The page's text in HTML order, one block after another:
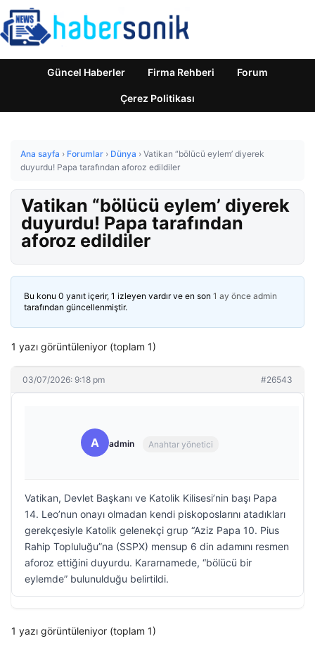
Güncel Haberler Firma Rehberi Forum
Çerez Politikası
Ana sayfa › Forumlar › Dünya › Vatikan “bölücü eylem’ diyerek
duyurdu! Papa tarafından aforoz edildiler
Vatikan “bölücü eylem’ diyerek
duyurdu! Papa tarafından
aforoz edildiler
Bu konu 0 yanıt içerir, 1 izleyen vardır ve en son 1 ay önce admin
tarafından güncellenmiştir.
1 yazı görüntüleniyor (toplam 1)
03/07/2026: 9:18 pm #26543
A admin Anahtar yönetici
Vatikan, Devlet Başkanı ve Katolik Kilisesi’nin başı Papa
14. Leo’nun onayı olmadan kendi piskoposlarını atadıkları
gerekçesiyle Katolik gelenekçi grup “Aziz Papa 10. Pius
Rahip Topluluğu”na (SSPX) mensup 6 din adamını resmen
aforoz ettiğini duyurdu. Kararnamede, “bölücü bir
eylemde” bulunulduğu belirtildi.
1 yazı görüntüleniyor (toplam 1)